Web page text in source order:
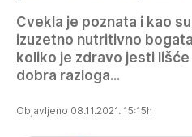
Cvekla je poznata i kao
izuzetno nutritivno
koliko je zdravo jesti
dobra razloga...
Objavljeno 08.11.2021. 15:15h